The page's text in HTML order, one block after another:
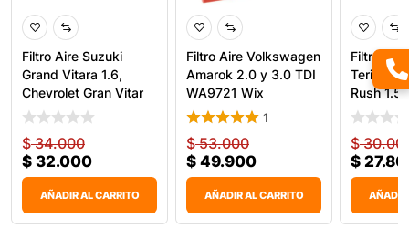
Filtro Aire Suzuki
Grand Vitara 1.6,
Chevrolet Gran Vitar
$34.000
$ 32.000
AÑADIR AL CARRITO
Filtro Aire Volkswagen
Amarok 2.0 y 3.0 TDI
WA9721 Wix
1
$53.000
$ 49.900
AÑADIR AL CARRITO
Filtro
Terios,
Rush 1.5
$
$
AÑADIR